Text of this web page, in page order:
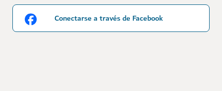
Conectarse a través de Facebook